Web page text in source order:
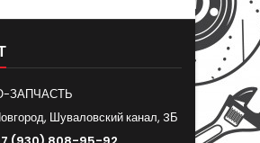
ЗАПЧАСТЬ
Шуваловский канал, 3Б